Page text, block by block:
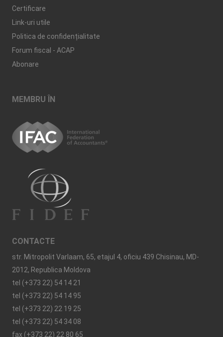
Certificare
Link-uri utile
Politica de confidențialitate
Forum fiscal - ACAP
Abonare
MEMBRU ÎN
CONTACTE
str. Mitropolit Varlaam, 65, etajul 4, oficiu 439 Chisinau, MD-
2012, Republica Moldova
tel (+373 22) 54 14 21
tel (+373 22) 54 14 95
tel (+373 22) 22 19 25
tel (+373 22) 54 34 08
fax (+373 22) 22 80 65